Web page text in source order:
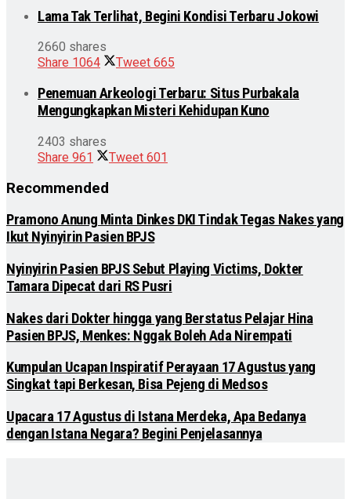
Lama Tak Terlihat, Begini Kondisi Terbaru Jokowi
2660 shares
Share 1064 Tweet 665
Penemuan Arkeologi Terbaru: Situs Purbakala
Mengungkapkan Misteri Kehidupan Kuno
2403 shares
Share 961 Tweet 601
Recommended
Pramono Anung Minta Dinkes DKI Tindak Tegas Nakes yang
Ikut Nyinyirin Pasien BPJS
Nyinyirin Pasien BPJS Sebut Playing Victims, Dokter
Tamara Dipecat dari RS Pusri
Nakes dari Dokter hingga yang Berstatus Pelajar Hina
Pasien BPJS, Menkes: Nggak Boleh Ada Nirempati
Kumpulan Ucapan Inspiratif Perayaan 17 Agustus yang
Singkat tapi Berkesan, Bisa Pejeng di Medsos
Upacara 17 Agustus di Istana Merdeka, Apa Bedanya
dengan Istana Negara? Begini Penjelasannya